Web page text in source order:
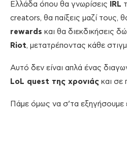
Ελλάδα όπου θα γνωρίσεις
IRL
creators, θα παίξεις μαζί τους,
rewards και θα διεκδικήσεις
Riot, μετατρέποντας κάθε
Αυτό δεν είναι απλά ένας
LoL quest της χρονιάς και σε
Πάμε όμως να σ’τα εξηγήσουμε